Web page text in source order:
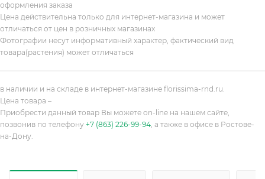
оформления заказа
Цена действительна только для интернет-магазина и может
отличаться от цен в розничных магазинах
Фотографии несут информативный характер, фактический вид
товара(растения) может отличаться
в наличии и на складе в интернет-магазине florissima-rnd.ru.
Цена товара –
Приобрести данный товар Вы можете on-line на нашем сайте,
позвонив по телефону +7 (863) 226-99-94, а также в офисе в Ростове-
на-Дону.